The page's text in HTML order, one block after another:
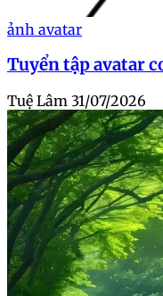
ảnh avatar
Tuyển tập avatar
Tuệ Lâm 31/07/2026